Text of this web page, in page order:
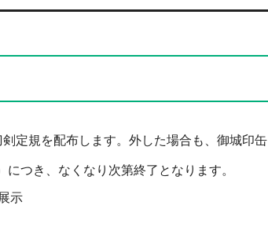
規を配布します。外した場合も、御城印缶
き、なくなり次第終了となります。
示